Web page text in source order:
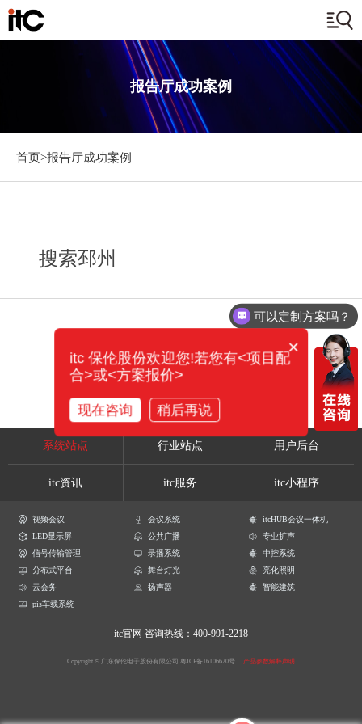
报告厅成功案例
首页>报告厅成功案例
搜索邳州
系统站点 行业站点 用户后台
itc资讯 itc服务 itc小程序
视频会议 会议系统
itcHUB会议一体机
LED显示屏
公共广播
专业扩声
信号传输管理
录播系统
中控系统
分布式平台
舞台灯光
亮化照明
云会务
扬声器
智能建筑
pis车载系统
itc官网 咨询热线：400-991-2218
Copyright © 广东保伦电子股份有限公司 粤ICP备16106620号 产品参数解释声明
可以定制方案吗？
×
itc 保伦股份欢迎您!若您有<项目配
合>或<方案报价>
现在咨询 稍后再说